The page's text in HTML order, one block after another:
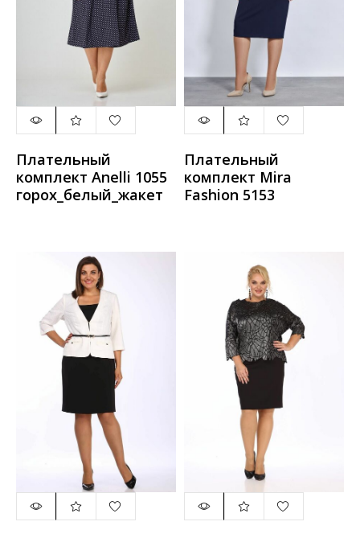
Плательный
комплект Anelli 1055
горох_белый_жакет
Плательный
комплект Mira
Fashion 5153